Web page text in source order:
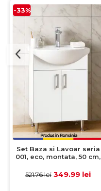
-33%
Set Baza si Lavoar seria
001, eco, montata, 50 cm,
521.76 lei 349.99 lei